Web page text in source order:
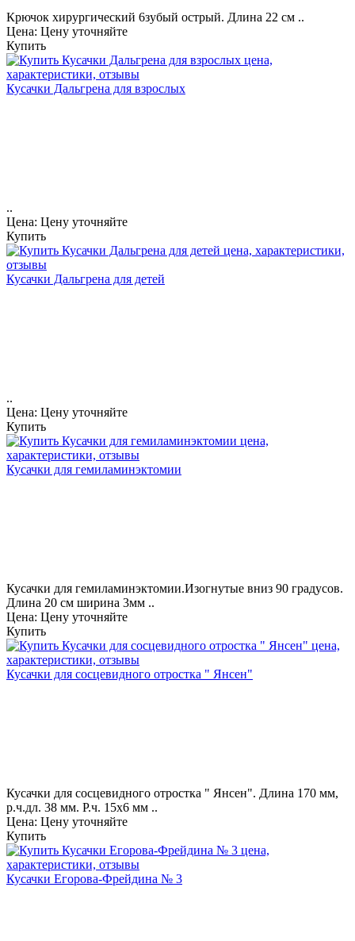
Крючок хирургический 6зубый острый. Длина 22 см ..
Цена: Цену уточняйте
Купить
Кусачки Дальгрена для взрослых
..
Цена: Цену уточняйте
Купить
Кусачки Дальгрена для детей
..
Цена: Цену уточняйте
Купить
Кусачки для гемиламинэктомии
Кусачки для гемиламинэктомии.Изогнутые вниз 90 градусов.
Длина 20 см ширина 3мм ..
Цена: Цену уточняйте
Купить
Кусачки для сосцевидного отростка " Янсен"
Кусачки для сосцевидного отростка " Янсен". Длина 170 мм,
р.ч.дл. 38 мм. Р.ч. 15х6 мм ..
Цена: Цену уточняйте
Купить
Кусачки Егорова-Фрейдина № 3